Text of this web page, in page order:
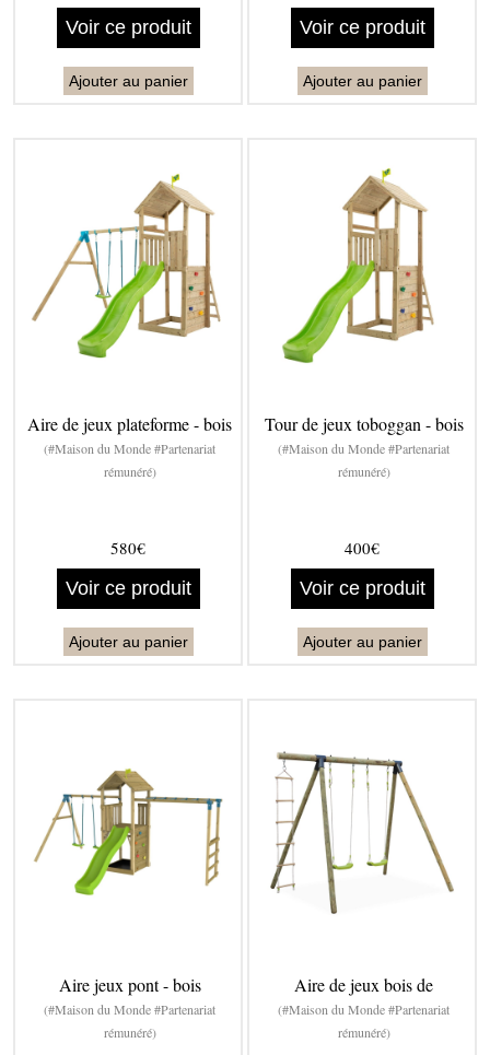
Voir ce produit
Ajouter au panier
Voir ce produit
Ajouter au panier
Aire de jeux plateforme - bois
(#Maison du Monde #Partenariat
rémunéré)
580€
Voir ce produit
Ajouter au panier
Tour de jeux toboggan - bois
(#Maison du Monde #Partenariat
rémunéré)
400€
Voir ce produit
Ajouter au panier
Aire jeux pont - bois
(#Maison du Monde #Partenariat
rémunéré)
Aire de jeux bois de
(#Maison du Monde #Partenariat
rémunéré)